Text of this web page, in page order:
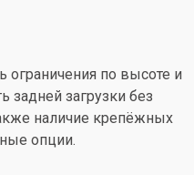
ограничения по высоте и
задней загрузки без
наличие крепёжных
опции.